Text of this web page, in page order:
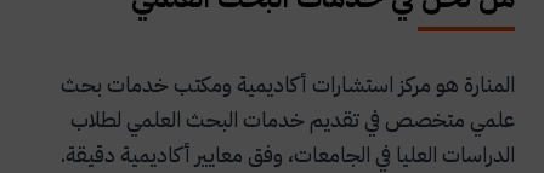
المنارة هو مركز استشارات أكاديمية ومكتب خدمات بحث
علمي متخصص في تقديم خدمات البحث العلمي لطلاب
الدراسات العليا في الجامعات، وفق معايير أكاديمية دقيقة.